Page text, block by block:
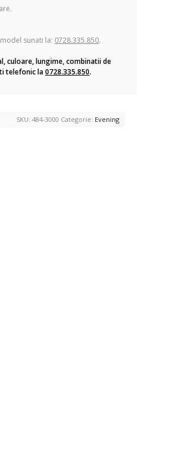
sunati la: 0728.335.850.
culoare, lungime, combinatii de
telefonic la0728.335.850.
SKU: 484-3000 Categorie: Evening